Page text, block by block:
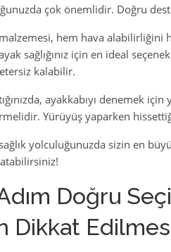
çok önemlidir. Doğru
hem hava alabilirliğini
sağlığınız için en ideal
kalabilir.
ayakkabıyı denemek
Yürüyüş yaparken
yolculuğunuzda sizin en
Doğru
Dikkat